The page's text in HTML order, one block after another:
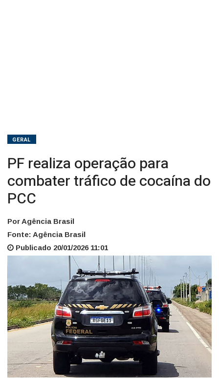
GERAL
PF realiza operação para
combater tráfico de cocaína do
PCC
Por Agência Brasil
Fonte: Agência Brasil
Publicado 20/01/2026 11:01